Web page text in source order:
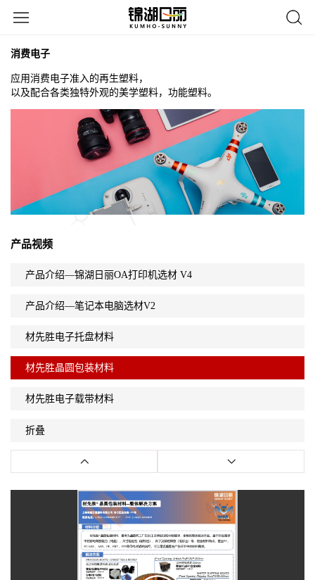
消费电子
应用消费电子准入的再生塑料，
以及配合各类独特外观的美学塑料，功能塑料。
产品视频
产品介绍—锦湖日丽OA打印机选材 V4
产品介绍—笔记本电脑选材V2
材先胜电子托盘材料
材先胜晶圆包装材料
材先胜电子载带材料
折叠